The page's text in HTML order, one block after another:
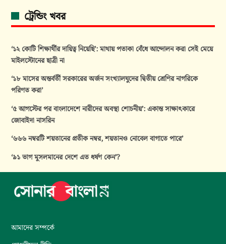
ট্রেন্ডিং খবর
‘১২ কোটি শিক্ষার্থীর দায়িত্ব নিয়েছি’: মাথায় পতাকা বেঁধে আন্দোলন করা সেই মেয়ে
মাইলস্টোনের ছাত্রী না
‘১৮ মাসের অন্তর্বর্তী সরকারের অর্জন সংখ্যালঘুদের দ্বিতীয় শ্রেণির নাগরিকে
পরিণত করা’
‘৫ আগস্টের পর বাংলাদেশে নারীদের অবস্থা শোচনীয়’: একান্ত সাক্ষাৎকারে
জোবাইদা নাসরিন
‘৬৬৬ নম্বরটি শয়তানের প্রতীক নম্বর, শয়তানও নোবেল বাগাতে পারে’
‘৯১ ভাগ মুসলমানের দেশে এত ধর্ষণ কেন’?
আমাদের সম্পর্কে